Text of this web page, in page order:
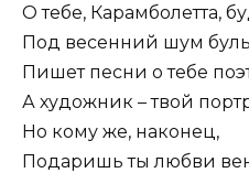
О тебе, Карамболетта,
Под весенний шум
Пишет песни о тебе
А художник – твой
Но кому же, наконец,
Подаришь ты любви